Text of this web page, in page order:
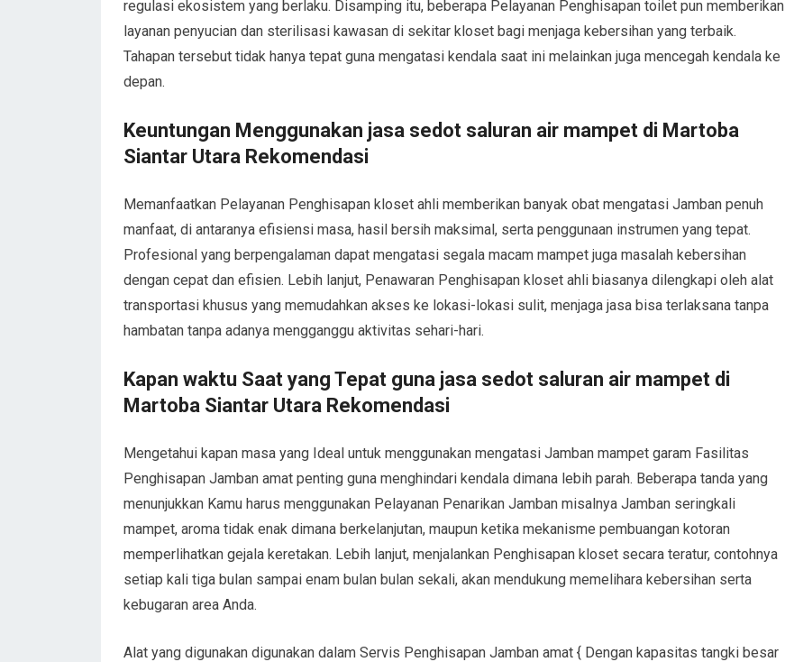
regulasi ekosistem yang berlaku. Disamping itu, beberapa Pelayanan Penghisapan toilet pun memberikan
layanan penyucian dan sterilisasi kawasan di sekitar kloset bagi menjaga kebersihan yang terbaik.
Tahapan tersebut tidak hanya tepat guna mengatasi kendala saat ini melainkan juga mencegah kendala ke
depan.
Keuntungan Menggunakan jasa sedot saluran air mampet di Martoba
Siantar Utara Rekomendasi
Memanfaatkan Pelayanan Penghisapan kloset ahli memberikan banyak obat mengatasi Jamban penuh
manfaat, di antaranya efisiensi masa, hasil bersih maksimal, serta penggunaan instrumen yang tepat.
Profesional yang berpengalaman dapat mengatasi segala macam mampet juga masalah kebersihan
dengan cepat dan efisien. Lebih lanjut, Penawaran Penghisapan kloset ahli biasanya dilengkapi oleh alat
transportasi khusus yang memudahkan akses ke lokasi-lokasi sulit, menjaga jasa bisa terlaksana tanpa
hambatan tanpa adanya mengganggu aktivitas sehari-hari.
Kapan waktu Saat yang Tepat guna jasa sedot saluran air mampet di
Martoba Siantar Utara Rekomendasi
Mengetahui kapan masa yang Ideal untuk menggunakan mengatasi Jamban mampet garam Fasilitas
Penghisapan Jamban amat penting guna menghindari kendala dimana lebih parah. Beberapa tanda yang
menunjukkan Kamu harus menggunakan Pelayanan Penarikan Jamban misalnya Jamban seringkali
mampet, aroma tidak enak dimana berkelanjutan, maupun ketika mekanisme pembuangan kotoran
memperlihatkan gejala keretakan. Lebih lanjut, menjalankan Penghisapan kloset secara teratur, contohnya
setiap kali tiga bulan sampai enam bulan bulan sekali, akan mendukung memelihara kebersihan serta
kebugaran area Anda.
Alat yang digunakan digunakan dalam Servis Penghisapan Jamban amat { Dengan kapasitas tangki besar